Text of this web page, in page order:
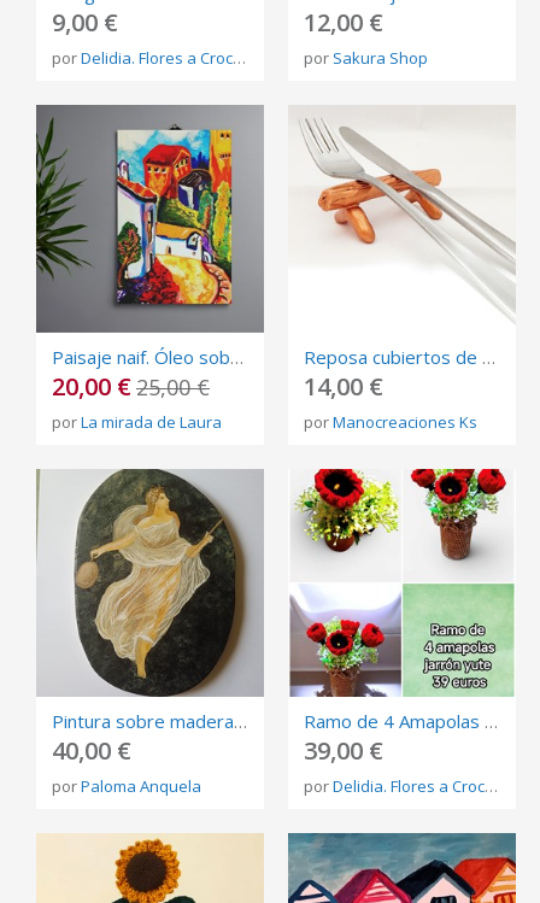
9,00 €
porDelidia. Flores a Crochet����
12,00 €
por Sakura Shop
Paisaje naif. Óleo sobre lienzo 100% original
20,00 €25,00 €
porLa mirada de Laura
Reposa cubiertos de color cobre con forma de tronco de árbol(6 unidades).
14,00 €
porManocreaciones Ks
Pintura sobre madera Venus romana
40,00 €
porPaloma Anquela
Ramo de 4 Amapolas a Crochet con Jarrón de Yute | Hecho a Mano
39,00 €
porDelidia. Flores a Crochet����